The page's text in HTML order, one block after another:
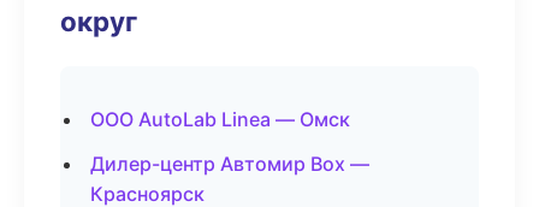
округ
ООО AutoLab Linea — Омск
Дилер-центр Автомир Box —
Красноярск